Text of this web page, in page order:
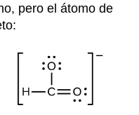
pero el átomo de